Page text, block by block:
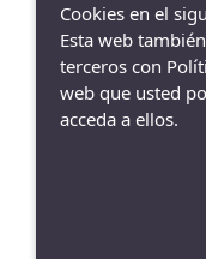
Cookies en el
Esta web
terceros con
web que usted
acceda a ellos.